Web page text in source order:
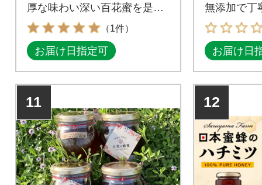
厚な味わい深い百花蜜を是
非、ご賞味ください。
（1件）
お届け日指定可
無添加で丁
リジナル生
お届け日
11 12